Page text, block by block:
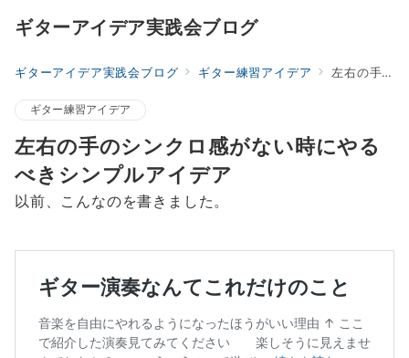
ギターアイデア実践会ブログ
ギターアイデア実践会ブログ ギター練習アイデア 左右の手のシンクロ感がない時にやるべきシンプルアイデア
ギター練習アイデア
左右の手のシンクロ感がない時にやる
べきシンプルアイデア
以前、こんなのを書きました。